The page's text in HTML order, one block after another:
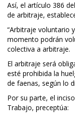
Así, el artículo 386
de arbitraje,
“Arbitraje voluntario
momento podrán
colectiva a arbitraje.
El arbitraje será
esté prohibida la
de faenas, según lo
Por su parte, el
Trabajo, preceptúa: